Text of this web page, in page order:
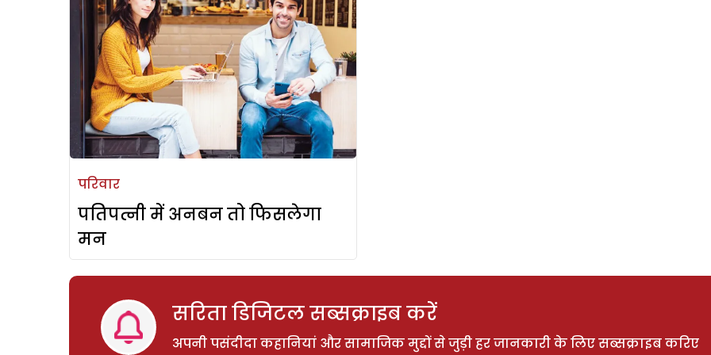
परिवार
पतिपत्नी में अनबन तो फिसलेगा
मन
सरिता डिजिटल सब्सक्राइब करें
अपनी पसंदीदा कहानियां और सामाजिक मुद्दों से जुड़ी हर जानकारी के लिए सब्सक्राइब करिए